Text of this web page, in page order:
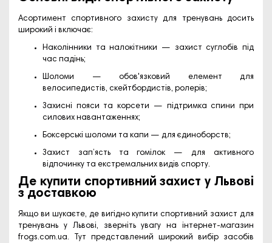
Асортиментспортивного захисту для тренуваньдосить
широкий і включає:
Наколінники та налокітники — захист суглобів під
час падінь;
Шоломи — обов'язковий елемент для
велосипедистів, скейтбордистів, ролерів;
Захисні пояси та корсети — підтримка спини при
силових навантаженнях;
Боксерські шоломи та капи — для єдиноборств;
Захист зап’ясть та гомілок — для активного
відпочинку та екстремальних видів спорту.
Де купити спортивний захист у Львові
з доставкою
Якщо ви шукаєте, де вигіднокупити спортивний захист для
тренувань у Львові, зверніть увагу на інтернет-магазин
frogs.com.ua. Тут представлений широкий вибір засобів